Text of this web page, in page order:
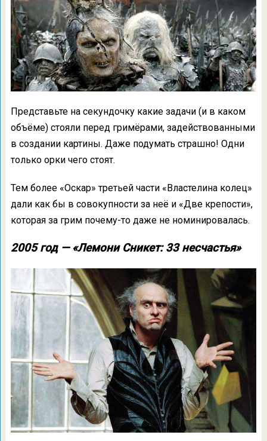
Представьте на секундочку какие задачи (и в каком
объёме) стояли перед гримёрами, задействованными
в создании картины. Даже подумать страшно! Одни
только орки чего стоят.
Тем более «Оскар» третьей части «Властелина колец»
дали как бы в совокупности за неё и «Две крепости»,
которая за грим почему-то даже не номинировалась.
2005 год — «Лемони Сникет: 33 несчастья»